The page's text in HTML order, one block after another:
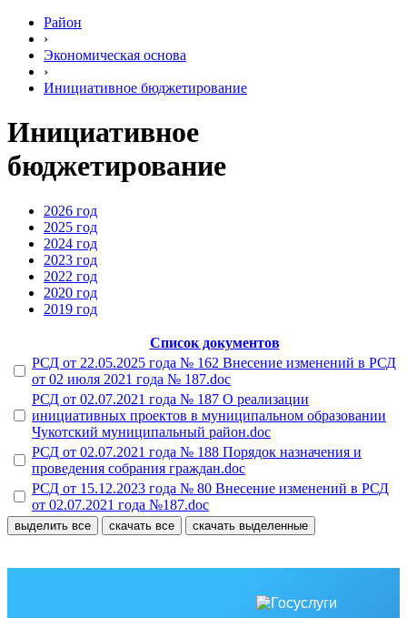
Район
›
Экономическая основа
›
Инициативное бюджетирование
Инициативное
бюджетирование
2026 год
2025 год
2024 год
2023 год
2022 год
2020 год
2019 год
Список документов
РСД от 22.05.2025 года № 162 Внесение изменений в РСД
от 02 июля 2021 года № 187.doc
РСД от 02.07.2021 года № 187 О реализации
инициативных проектов в муниципальном образовании
Чукотский муниципальный район.doc
РСД от 02.07.2021 года № 188 Порядок назначения и
проведения собрания граждан.doc
РСД от 15.12.2023 года № 80 Внесение изменений в РСД
от 02.07.2021 года №187.doc
выделить все скачать все скачать выделенные